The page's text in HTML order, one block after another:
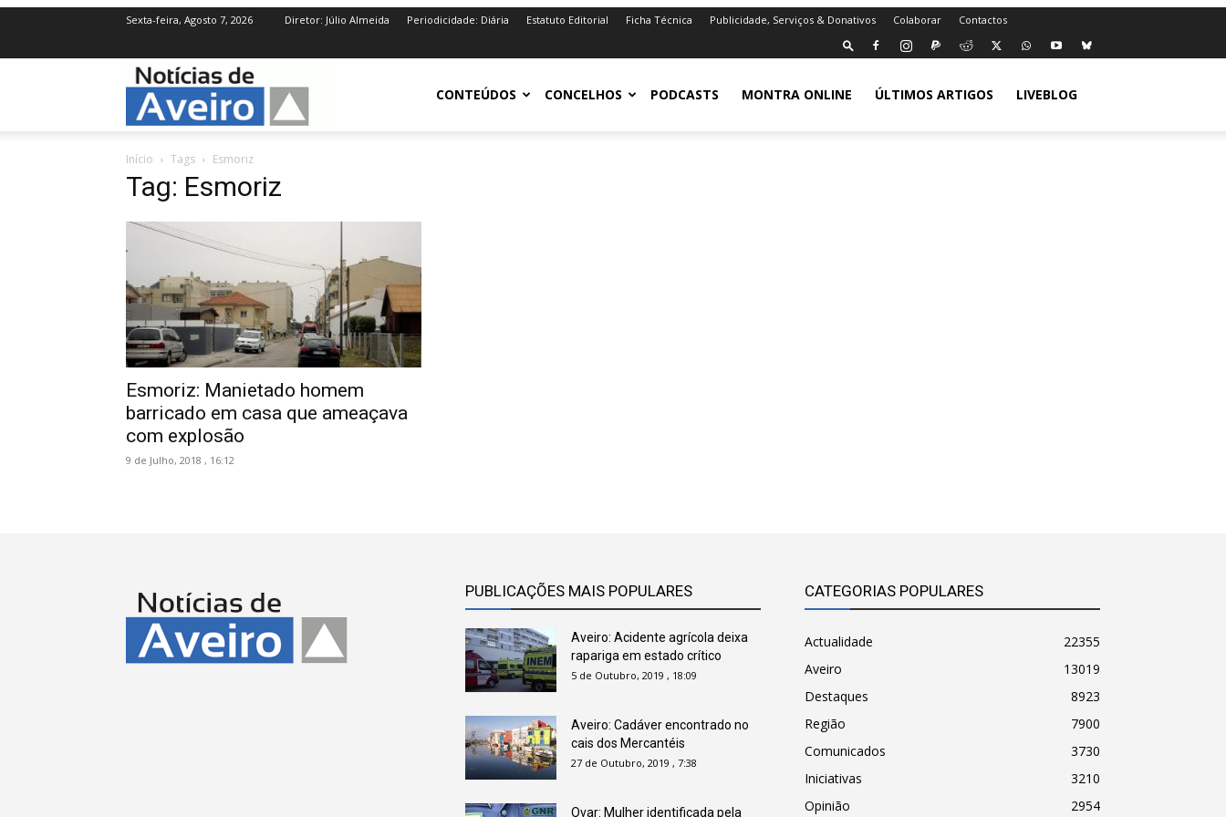
Sexta-feira, Agosto 7, 2026 Diretor: Júlio Almeida Periodicidade: Diária Estatuto Editorial Ficha Técnica Publicidade, Serviços & Donativos Colaborar Contactos
NotíciasdeAveiro.ptCONTEÚDOS CONCELHOS PODCASTS MONTRA ONLINE ÚLTIMOS ARTIGOS LIVEBLOG
Início Tags Esmoriz
Tag: Esmoriz
Esmoriz: Manietado homem
barricado em casa que ameaçava
com explosão
9 de Julho, 2018 , 16:12
PUBLICAÇÕES MAIS POPULARES
Aveiro: Acidente agrícola deixa
rapariga em estado crítico
5 de Outubro, 2019 , 18:09
Aveiro: Cadáver encontrado no
cais dos Mercantéis
27 de Outubro, 2019 , 7:38
Ovar: Mulher identificada pela
CATEGORIAS POPULARES
Actualidade
22355
Aveiro
13019
Destaques
8923
Região
7900
Comunicados
3730
Iniciativas
3210
Opinião
2954